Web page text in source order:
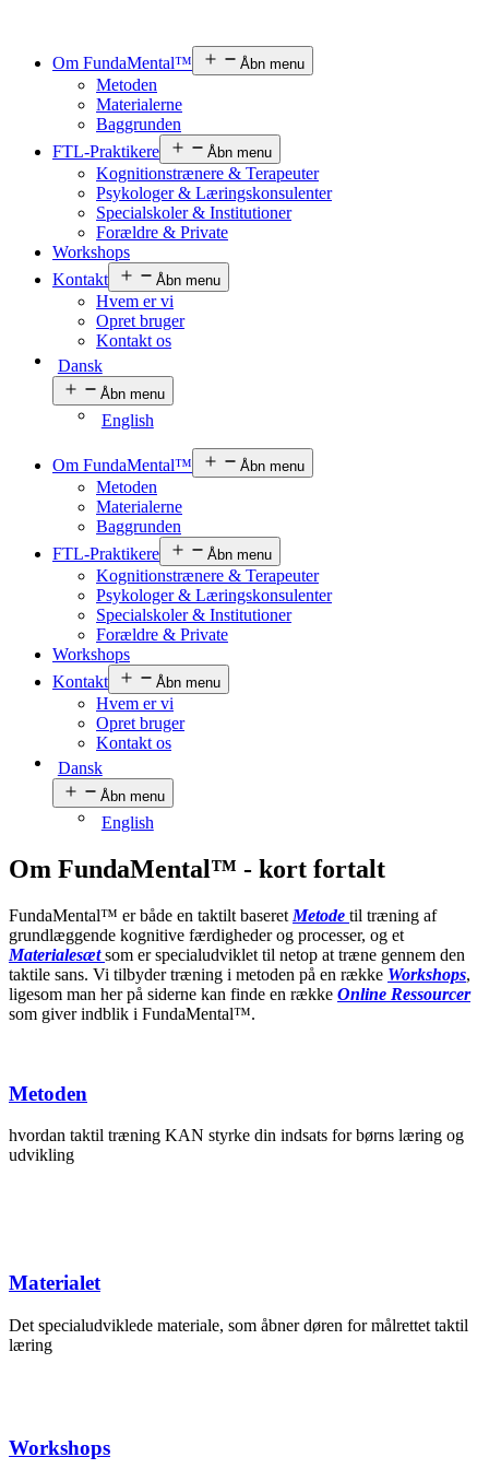
Om FundaMental™ Åbn menu
Metoden
Materialerne
Baggrunden
FTL-Praktikere
Åbn menu
Kognitionstrænere & Terapeuter
Psykologer & Læringskonsulenter
Specialskoler & Institutioner
Forældre & Private
Workshops
Kontakt
Åbn menu
Hvem er vi
Opret bruger
Kontakt os
Dansk
Åbn menu
English
Om FundaMental™ Åbn menu
Metoden
Materialerne
Baggrunden
FTL-Praktikere
Åbn menu
Kognitionstrænere & Terapeuter
Psykologer & Læringskonsulenter
Specialskoler & Institutioner
Forældre & Private
Workshops
Kontakt
Åbn menu
Hvem er vi
Opret bruger
Kontakt os
Dansk
Åbn menu
English
Om FundaMental™ - kort fortalt
FundaMental™ er både en taktilt baseret Metode til træning af
grundlæggende kognitive færdigheder og processer, og et
Materialesæt som er specialudviklet til netop at træne gennem den
taktile sans. Vi tilbyder træning i metoden på en række Workshops,
ligesom man her på siderne kan finde en række Online Ressourcer
som giver indblik i FundaMental™.
Metoden
hvordan taktil træning KAN styrke din indsats for børns læring og
udvikling
Materialet
Det specialudviklede materiale, som åbner døren for målrettet taktil
læring
Workshops